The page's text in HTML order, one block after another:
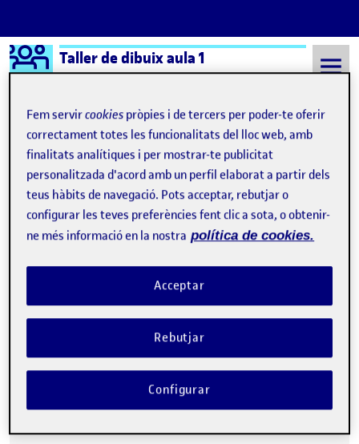
Saltar al contingut
Logo Ágora
Taller de dibuix aula 1
Semestre 20221 - Aula 1 16 Novembre, 2022
16 Novembre, 2022
PAC2: dibuixar per explicar.
Publicat per
Andrea Grau Miguel
Data de publicació
-1 comentari
Fem servircookies pròpies i de tercers per poder-te oferir
correctament totes les funcionalitats del lloc web, amb
finalitats analítiques i per mostrar-te publicitat
personalitzada d'acord amb un perfil elaborat a partir dels
teus hàbits de navegació. Pots acceptar, rebutjar o
configurar les teves preferències fent clic a sota, o obtenir-
ne més informació en la nostra política de cookies.
Rebutjar
Acceptar
Configurar